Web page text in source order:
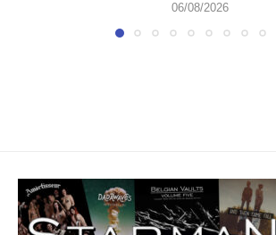
06/08/2026